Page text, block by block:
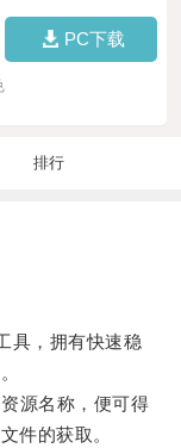
PC下载
排行
，拥有快速稳
源名称，便可得
件的获取。